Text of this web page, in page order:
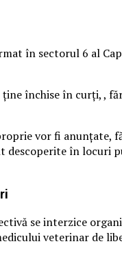
în sectorul 6 al
închise în curți, ,
vor fi
descoperite în
se interzice
veterinar de